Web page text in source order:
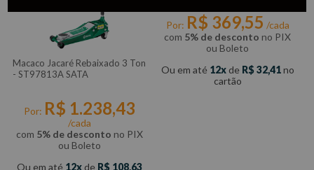
Macaco Jacaré Rebaixado 3 Ton
- ST97813A SATA
Por: R$ 1.238,43
/cada
com 5% de desconto no PIX
ou Boleto
Ou em até 12 de R$ 108,63
Por: R$ 369,55 /cada
com 5% de desconto no PIX
ou Boleto
Ou em até 12 de R$ 32,41no
cartão